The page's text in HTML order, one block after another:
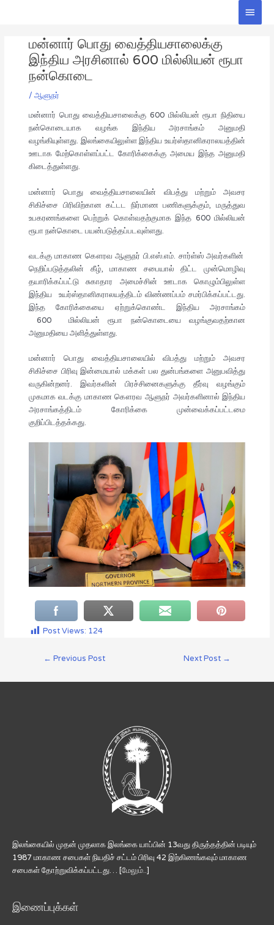
Main
மன்னார் பொது வைத்தியசாலைக்கு
இந்திய அரசினால் 600 மில்லியன் ரூபா
நன்கொடை
/ ஆளுநர்
மன்னார் பொது வைத்தியசாலைக்கு 600 மில்லியன் ரூபா நிதியை
நன்கொடையாக வழங்க இந்திய அரசாங்கம் அனுமதி
வழங்கியுள்ளது. இலங்கையிலுள்ள இந்திய உயர்ஸ்தானிகராலயத்தின்
ஊடாக மேற்கொள்ளப்பட்ட கோரிக்கைக்கு அமைய இந்த அனுமதி
கிடைத்துள்ளது.
மன்னார் பொது வைத்தியசாலையின் விபத்து மற்றும் அவசர
சிகிச்சை பிரிவிற்கான கட்டட நிர்மாண பணிகளுக்கும், மருத்துவ
உபகரணங்களை பெற்றுக் கொள்வதற்குமாக இந்த 600 மில்லியன்
ரூபா நன்கொடை பயன்படுத்தப்படவுள்ளது.
வடக்கு மாகாண கௌரவ ஆளுநர் பி.எஸ்.எம். சார்ள்ஸ் அவர்களின்
நெறிப்படுத்தலின் கீழ், மாகாண சபையால் திட்ட முன்மொழிவு
தயாரிக்கப்பட்டு சுகாதார அமைச்சின் ஊடாக கொழும்பிலுள்ள
இந்திய உயர்ஸ்தானிகராலயத்திடம் விண்ணப்பம் சமர்பிக்கப்பட்டது.
இந்த கோரிக்கையை ஏற்றுக்கொண்ட இந்திய அரசாங்கம்
600 மில்லியன் ரூபா நன்கொடையை வழங்குவதற்கான
அனுமதியை அளித்துள்ளது.
மன்னார் பொது வைத்தியசாலையில் விபத்து மற்றும் அவசர
சிகிச்சை பிரிவு இன்மையால் மக்கள் பல துன்பங்களை அனுபவித்து
வருகின்றனர். இவர்களின் பிரச்சினைகளுக்கு தீர்வு வழங்கும்
முகமாக வடக்கு மாகாண கௌரவ ஆளுநர் அவர்களினால் இந்திய
அரசாங்கத்திடம் கோரிக்கை முன்வைக்கப்பட்டமை
குறிப்பிடத்தக்கது.
Post Views: 124
navigation
← Previous Post Next Post →
இலங்கையில் முதன் முதலாக இலங்கை யாப்பின் 13வது திருத்தத்தின் படியும்
1987 மாகாண சபைகள் நியதிச் சட்டம் பிரிவு 42 இற்கிணங்கவும் மாகாண
சபைகள் தோற்றுவிக்கப்பட்டது… [மேலும்..]
இணைப்புக்கள்